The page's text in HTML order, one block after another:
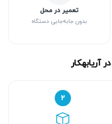
تعمیر در محل
بدون جابه‌جایی دستگاه
آریابهکار
۲